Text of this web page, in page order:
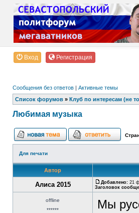
Вход Регистрация
Сообщения без ответов | Активные темы
Список форумов » Клуб по интересам (не
Любимая музыка
Для печати
Автор
Алиса 2015 Добавлено: 21
Заголовок
offline
******
Мы